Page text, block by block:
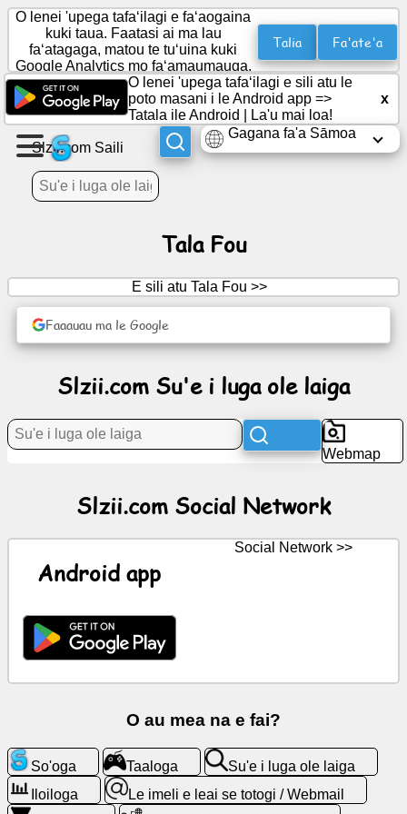
Fausia
se
itulau
Fausia
vaega
Fuafuaga
Tala
fua
ChatGPT
Wiki
Su'e
i
luga
O lenei 'upega tafaʻilagi e faʻaogaina
kuki taua. Faatasi ai ma lau
faʻatagaga, matou te tuʻuina kuki
Google Analytics mo faʻamaumauga.
Talia Fa'ate'a
O lenei 'upega tafaʻilagi e sili atu le
poto masani i le Android app =>
Tatala ile Android
La'u mai loa!
x
Gagana fa'a Sāmoa
Slzii.com Saili
Tala Fou
E sili atu Tala Fou >>
Faaauau ma le Google
Slzii.com Su'e i luga ole laiga
Webmap
Slzii.com Social Network
Android app
Social Network >>
O au mea na e fai?
So'oga Taaloga
Su'e i luga ole laiga
Iloiloga
Le imeli e leai se totogi / Webmail